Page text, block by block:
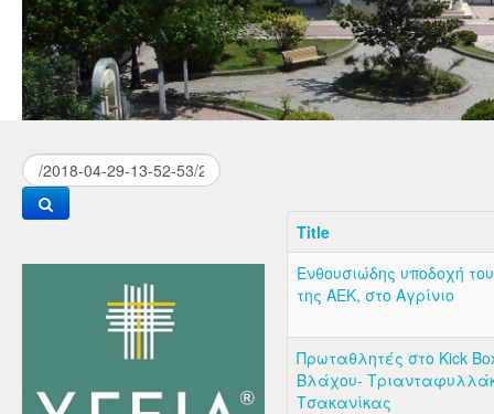
Title
Ενθουσιώδης υποδοχή
της ΑΕΚ, στο Αγρίνιο
Πρωταθλητές στο Kick
Βλάχου-
Τσακανίκας